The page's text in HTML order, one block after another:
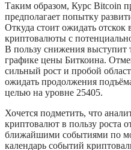
Таким образом, Курс Bitcoin
предполагает попытку
Откуда стоит ожидать
криптовалюты с
В пользу снижения выступит
графике цены Биткоина.
сильный рост и пробой
ожидать продолжения
целью на уровне 25405.
Хочется подметить, что
криптовалют в пользу роста
ближайшими событиями по
календарь событий